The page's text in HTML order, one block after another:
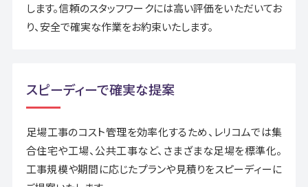
します。信頼のスタッフワークには高い評価をいただいてお
り、安全で確実な作業をお約束いたします。
スピーディーで確実な提案
足場工事のコスト管理を効率化するため、レリコムでは集
合住宅や工場、公共工事など、さまざまな足場を標準化。
工事規模や期間に応じたプランや見積りをスピーディーに